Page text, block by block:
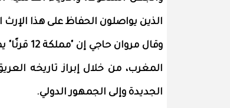
الذين يواصلون الحفاظ على هذا الإرث
وقال
المغرب، من خلال إبراز تاريخه
الجديدة وإلى الجمهور الدولي.